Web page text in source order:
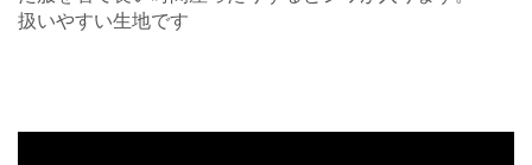
扱いやすい生地です